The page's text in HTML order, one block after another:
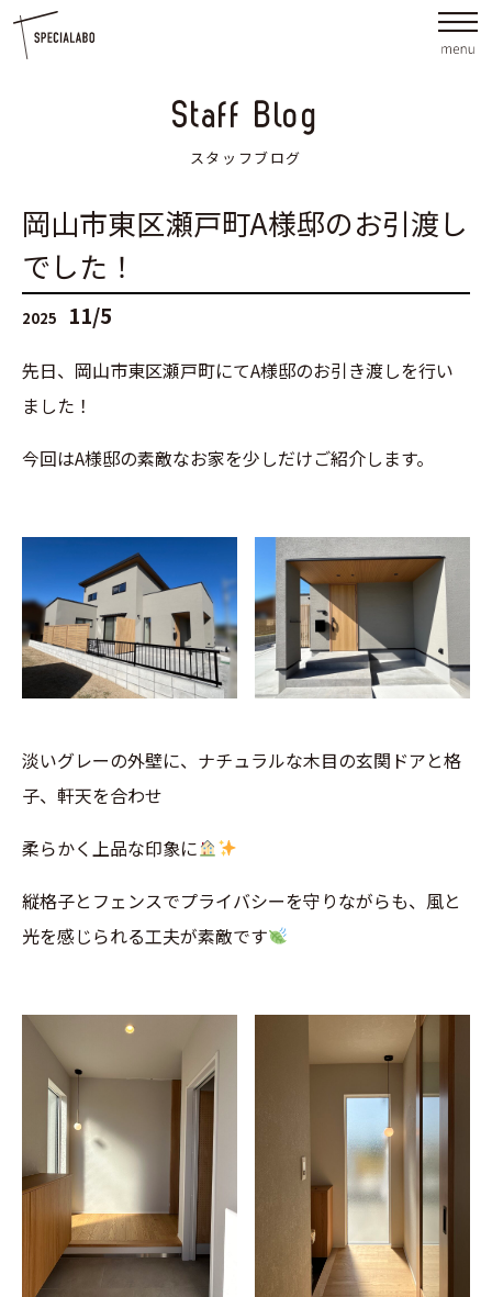
Staff Blog
スタッフブログ
岡山市東区瀬戸町A様邸のお引渡し
でした！
2025 11/5
先日、岡山市東区瀬戸町にてA様邸のお引き渡しを行い
ました！
今回はA様邸の素敵なお家を少しだけご紹介します。
淡いグレーの外壁に、ナチュラルな木目の玄関ドアと格
子、軒天を合わせ
柔らかく上品な印象に
縦格子とフェンスでプライバシーを守りながらも、風と
光を感じられる工夫が素敵です